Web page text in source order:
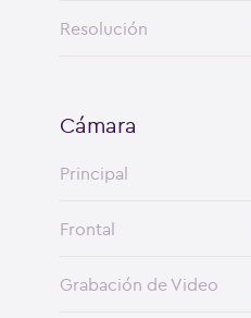
Resolución
Cámara
Principal
Frontal
Grabación de Video